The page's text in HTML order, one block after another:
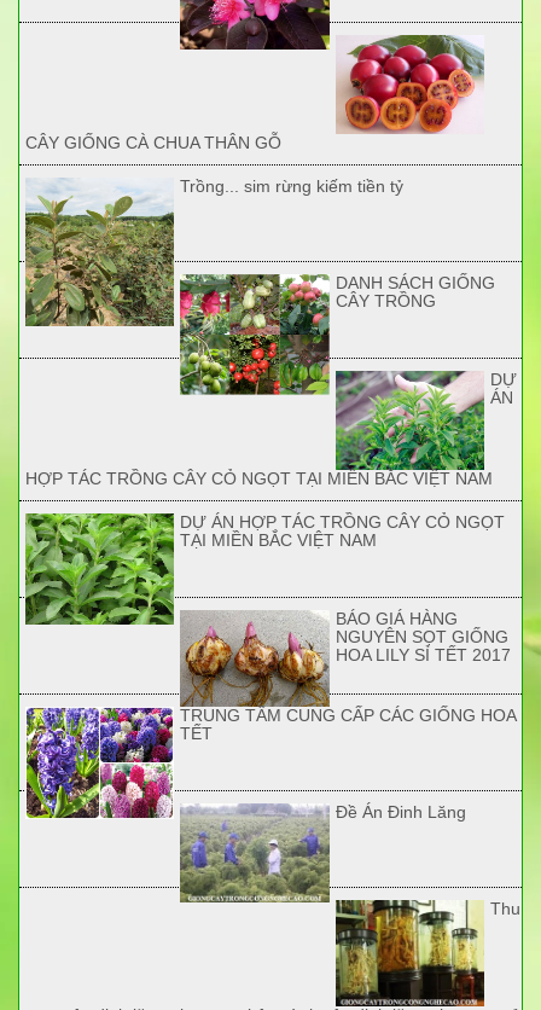
CÂY GIỐNG CÀ CHUA THÂN GỖ
Trồng... sim rừng kiếm tiền tỷ
DANH SÁCH GIỐNG
CÂY TRỒNG
DỰ
ÁN
HỢP TÁC TRỒNG CÂY CỎ NGỌT TẠI MIỀN BẮC VIỆT NAM
DỰ ÁN HỢP TÁC TRỒNG CÂY CỎ NGỌT
TẠI MIỀN BẮC VIỆT NAM
BÁO GIÁ HÀNG
NGUYÊN SỌT GIỐNG
HOA LILY SỈ TẾT 2017
TRUNG TÂM CUNG CẤP CÁC GIỐNG HOA
TẾT
Đề Án Đinh Lăng
Thu